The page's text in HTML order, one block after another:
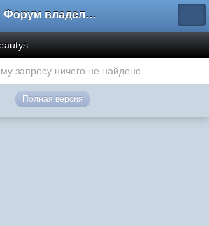
Форум владельцев интернет-магазинов
запросу ничего не найдено.
Полная версия